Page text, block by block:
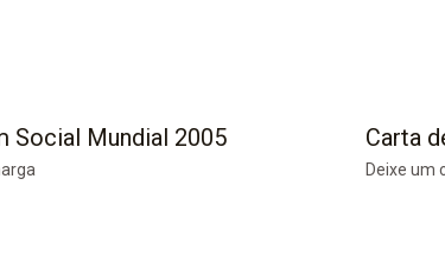
Social Mundial 2005 Carta
Deixe um